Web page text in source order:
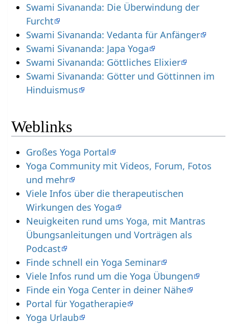
Swami Sivananda: Die Überwindung der
Furcht
Swami Sivananda: Vedanta für Anfänger
Swami Sivananda: Japa Yoga
Swami Sivananda: Göttliches Elixier
Swami Sivananda: Götter und Göttinnen im
Hinduismus
Weblinks
Großes Yoga Portal
Yoga Community mit Videos, Forum, Fotos
und mehr
Viele Infos über die therapeutischen
Wirkungen des Yoga
Neuigkeiten rund ums Yoga, mit Mantras
Übungsanleitungen und Vorträgen als
Podcast
Finde schnell ein Yoga Seminar
Viele Infos rund um die Yoga Übungen
Finde ein Yoga Center in deiner Nähe
Portal für Yogatherapie
Yoga Urlaub